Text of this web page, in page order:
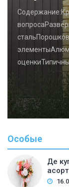
Особые
Де